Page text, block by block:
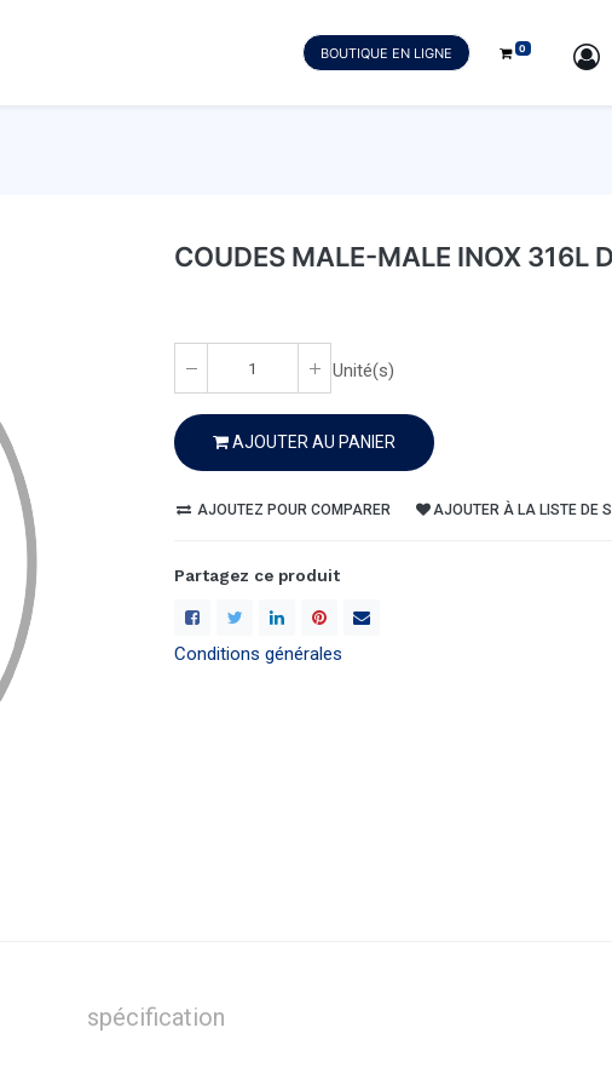
BOUTIQUE EN LIGNE 0 SIGN IN
COUDES MALE-MALE INOX 316L
Unité(s)
AJOUTER AU PANIER
AJOUTEZ POUR COMPARER AJOUTER À LA LISTE DE
Partagez ce produit
Conditions générales
spécification